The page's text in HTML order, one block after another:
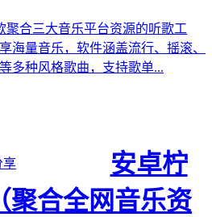
聚合三大音乐平台资源的听歌工
海量音乐，软件涵盖流行、摇滚、
多种风格歌曲，支持歌单...
享
安卓柠
聚合全网音乐资